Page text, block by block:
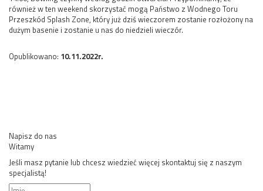
również w ten weekend skorzystać mogą Państwo z Wodnego Toru
Przeszkód Splash Zone, który już dziś wieczorem zostanie rozłożony na
dużym basenie i zostanie u nas do niedzieli wieczór.
Opublikowano: 10.11.2022r.
Napisz do nas
Witamy
Jeśli masz pytanie lub chcesz wiedzieć więcej skontaktuj się z naszym
specjalistą!